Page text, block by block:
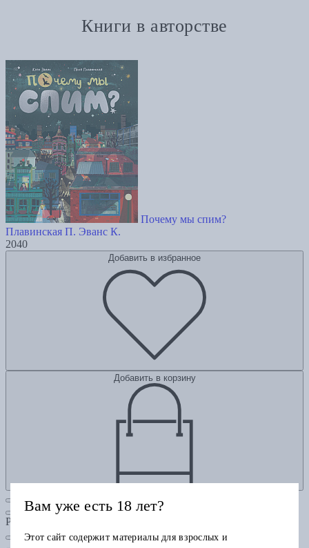
Книги в авторстве
Почему мы спим?
Плавинская П. Эванс К.
2040
Добавить в избранное
Добавить в корзину
Рубрики
Вам уже есть 18 лет?
Этот сайт содержит материалы для взрослых и